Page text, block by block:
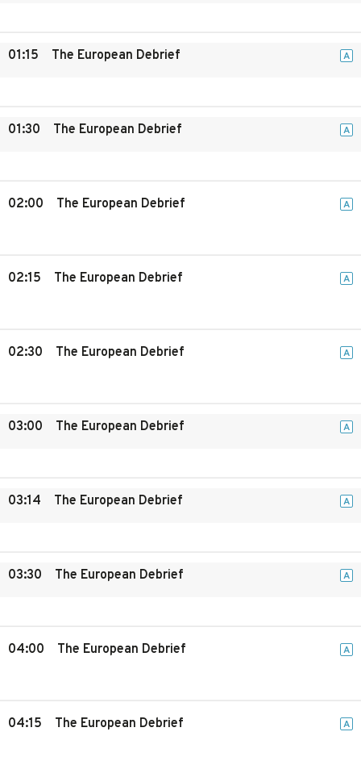
01:15 The European Debrief A
01:30 The European Debrief A
02:00 The European Debrief A
02:15 The European Debrief A
02:30 The European Debrief A
03:00 The European Debrief A
03:14 The European Debrief A
03:30 The European Debrief A
04:00 The European Debrief A
04:15 The European Debrief A